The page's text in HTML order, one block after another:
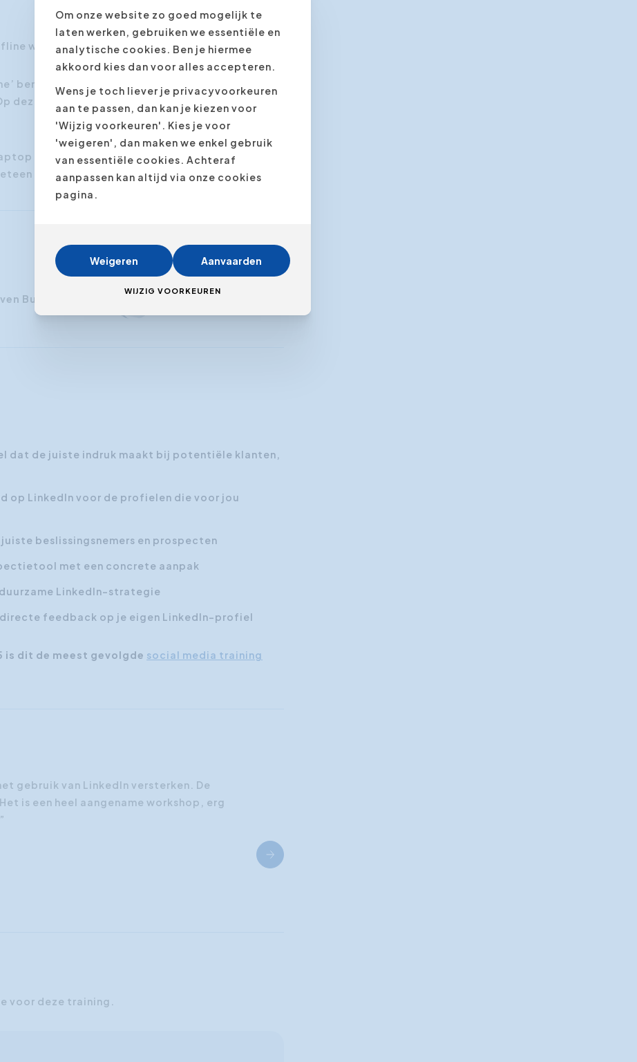
workshop georganiseerd.
benadering, waarbij deelnemers via live
deze manier slagen we er in de praktijk meteen
mee te brengen zodat we je profiel kunnen
kunnen toepassen.
Buyse
dat de juiste indruk maakt bij potentiële klanten,
op LinkedIn voor de profielen die voor jou
beslissingsnemers en prospecten
met een concrete aanpak
LinkedIn-strategie
feedback op je eigen LinkedIn-profiel
is dit de meest gevolgde social media training
gebruik van LinkedIn versterken. De
is een heel aangename workshop, erg
voor deze training.
Om onze website zo goed mogelijk te
laten werken, gebruiken we essentiële en
analytische cookies. Ben je hiermee
akkoord kies dan voor alles accepteren.
Wens je toch liever je privacyvoorkeuren
aan te passen, dan kan je kiezen voor
'Wijzig voorkeuren'. Kies je voor
'weigeren', dan maken we enkel gebruik
van essentiële cookies. Achteraf
aanpassen kan altijd via onze cookies
pagina.
Weigeren Aanvaarden
WIJZIG VOORKEUREN